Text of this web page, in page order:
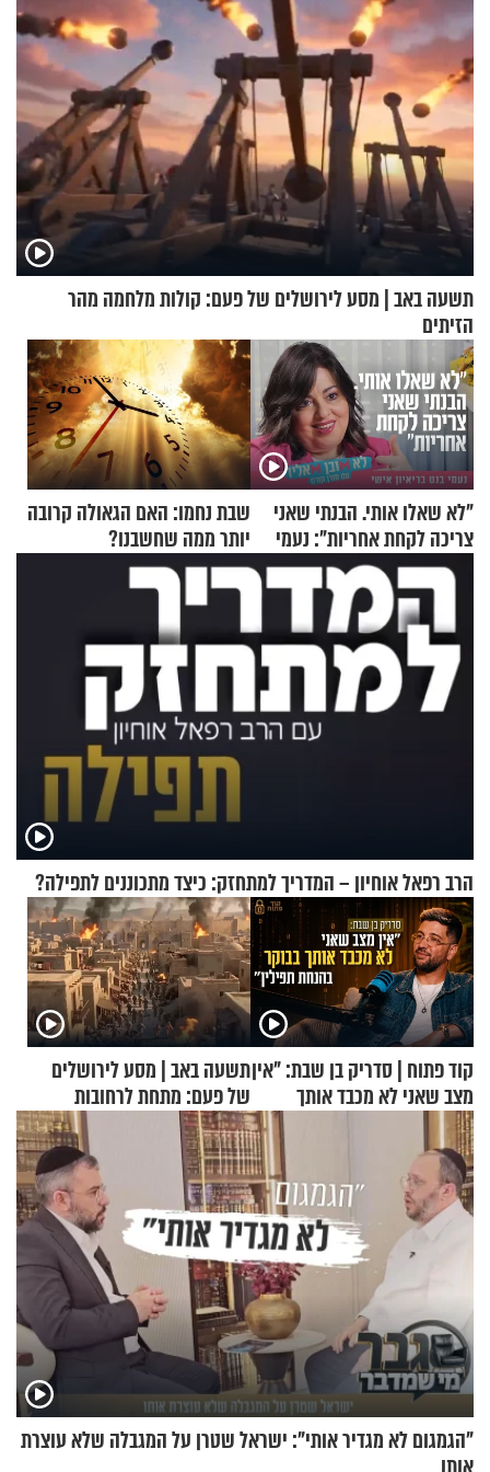
הכלכלה
תשעה באב | מסע לירושלים של פעם: קולות מלחמה מהר
הזיתים
"לא שאלו אותי. הבנתי שאני
צריכה לקחת אחריות": נעמי
בנט בריאיון אישי
שבת נחמו: האם הגאולה קרובה
יותר ממה שחשבנו?
הרב רפאל אוחיון – המדריך למתחזק: כיצד מתכוננים לתפילה?
קוד פתוח | סדריק בן שבת: "אין
מצב שאני לא מכבד אותך
בבוקר בהנחת תפילין"
תשעה באב | מסע לירושלים
של פעם: מתחת לרחובות
ירושלים
"הגמגום לא מגדיר אותי": ישראל שטרן על המגבלה שלא עוצרת